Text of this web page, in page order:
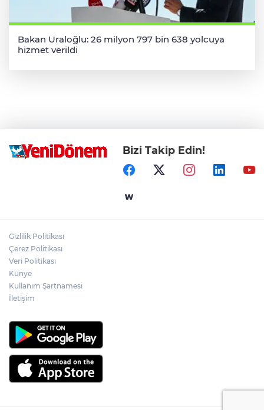
Bakan Uraloğlu: 26 milyon 797 bin 638 yolcuya
hizmet verildi
Bizi Takip Edin!
Gizlilik Politikası
Çerez Politikası
Veri Politikası
Künye
Kullanım Şartnamesi
İletişim